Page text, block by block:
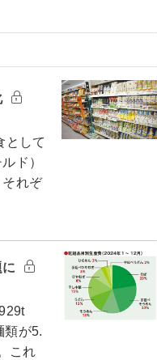
して
ド）
れぞ
類が5.
これ